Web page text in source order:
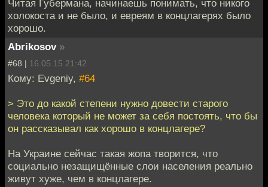
Читая Губермана, начинаешь понимать, что никого
холокоста и не было, и евреям в концлагерях было
хорошо.
Abrikosov »
#68 | 16.05.15 21:42
Кому: Evgeniy, #64
> Это до какой степени нужно довести старого
человека который не может за себя постоять, что бы
он рассказывал как хорошо в концлагере?
На Украине сейчас такая жопа творится, что
социально незащищённые слои населения реально
живут хуже, чем в концлагере.